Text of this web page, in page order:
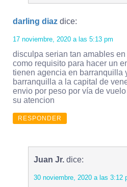
darling diaz dice:
17 noviembre, 2020 a las 5:13 pm
disculpa serian tan amables
como requisito para hacer un
tienen agencia en barranquilla
barranquilla a la capital de
envio por peso por vía de
su atencion
RESPONDER
Juan Jr. dice:
30 noviembre, 2020 a las 3:12